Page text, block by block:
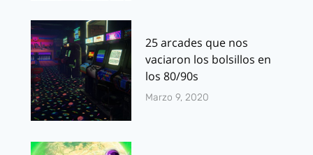
25 arcades que nos
vaciaron los bolsillos en
los 80/90s
Marzo 9, 2020